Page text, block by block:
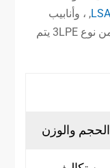
, ، وأنابيب
فولاذية من نوع SSAW وأنابيب فولاذية من نوع 3LPE يتم
الحجم والوزن